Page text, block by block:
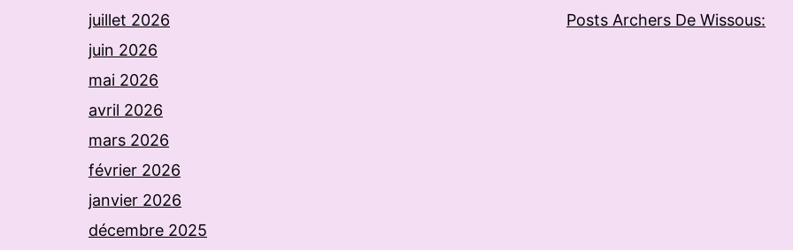
juillet 2026
juin 2026
mai 2026
avril 2026
mars 2026
février 2026
janvier 2026
décembre 2025
Posts Archers De Wissous: